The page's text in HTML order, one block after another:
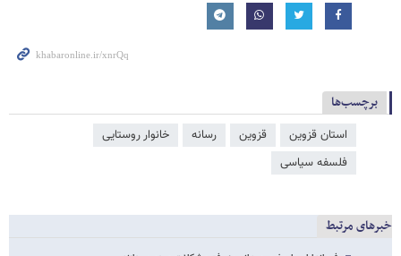
برچسب‌ها
استان قزوین قزوین رسانه
خانوار روستایی
فلسفه سیاسی
خبرهای مرتبط